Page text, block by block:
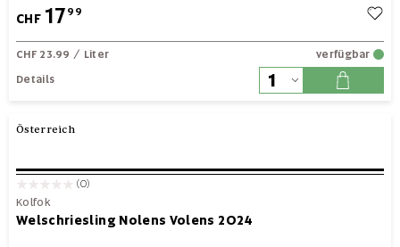
CHF 1799
CHF 23.99 / Liter
verfügbar
Details
Österreich
(0)
Kolfok
Welschriesling Nolens Volens 2024